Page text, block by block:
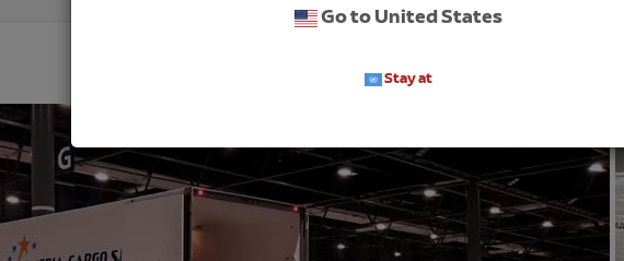
Go to United States
Stay at